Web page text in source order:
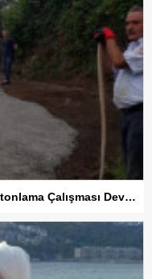
Esenli Köyü Hopa Mahallesinde Betonlama Çalışması Devam Ediyor